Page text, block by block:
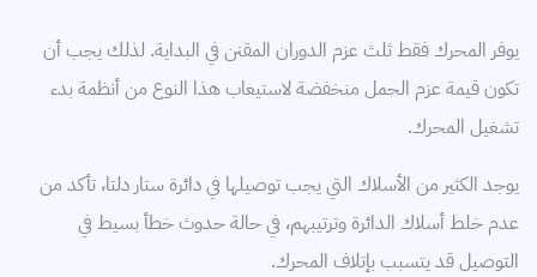
يوفر المحرك فقط ثلث عزم الدوران المقنن في البداية. لذلك يجب أن
تكون قيمة عزم الحمل منخفضة لاستيعاب هذا النوع من أنظمة بدء
تشغيل المحرك.
يوجد الكثير من الأسلاك التي يجب توصيلها في دائرة ستار دلتا، تأكد من
عدم خلط أسلاك الدائرة وترتيبهم، في حالة حدوث خطأ بسيط في
التوصيل قد يتسبب بإتلاف المحرك.